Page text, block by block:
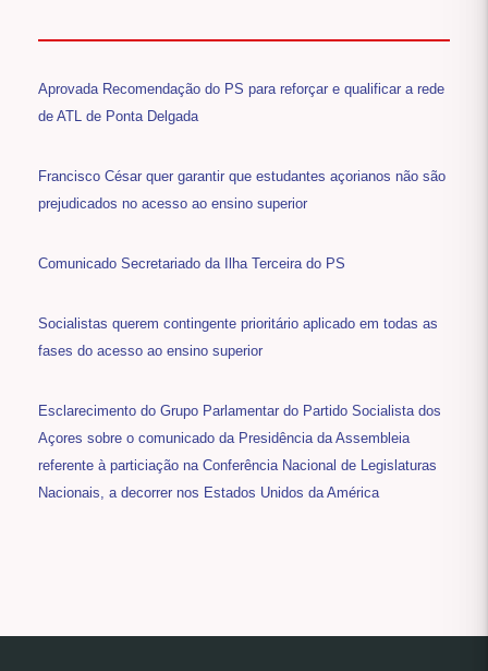
Aprovada Recomendação do PS para reforçar e qualificar a rede
de ATL de Ponta Delgada
Francisco César quer garantir que estudantes açorianos não são
prejudicados no acesso ao ensino superior
Comunicado Secretariado da Ilha Terceira do PS
Socialistas querem contingente prioritário aplicado em todas as
fases do acesso ao ensino superior
Esclarecimento do Grupo Parlamentar do Partido Socialista dos
Açores sobre o comunicado da Presidência da Assembleia
referente à particiação na Conferência Nacional de Legislaturas
Nacionais, a decorrer nos Estados Unidos da América